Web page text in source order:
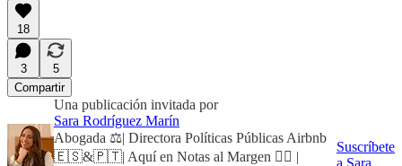
18
3
5
Compartir
Una publicación invitada por
Sara Rodríguez Marín
Abogada ⚖️| Directora Políticas Públicas Airbnb
🇪🇸&🇵🇹| Aquí en Notas al Margen ✍🏻 |
Suscríbete